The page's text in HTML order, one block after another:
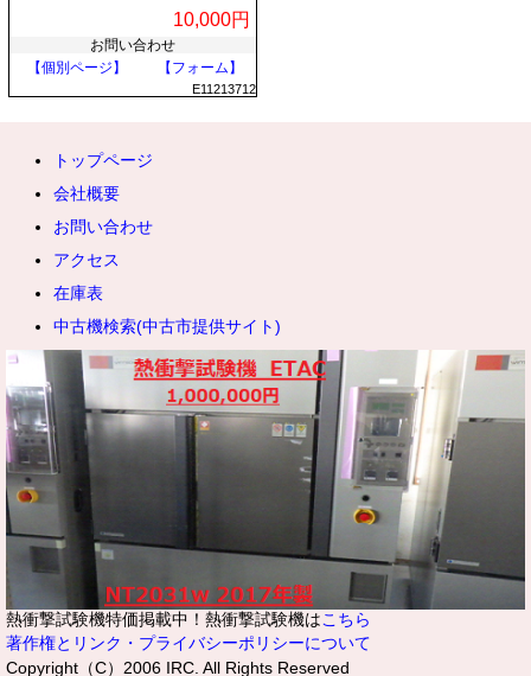
10,000円
お問い合わせ
【個別ページ】
【フォーム】
E11213712
トップページ
会社概要
お問い合わせ
アクセス
在庫表
中古機検索(中古市提供サイト)
熱衝撃試験機特価掲載中！熱衝撃試験機はこちら
著作権とリンク・プライバシーポリシーについて
Copyright（C）2006 IRC. All Rights Reserved